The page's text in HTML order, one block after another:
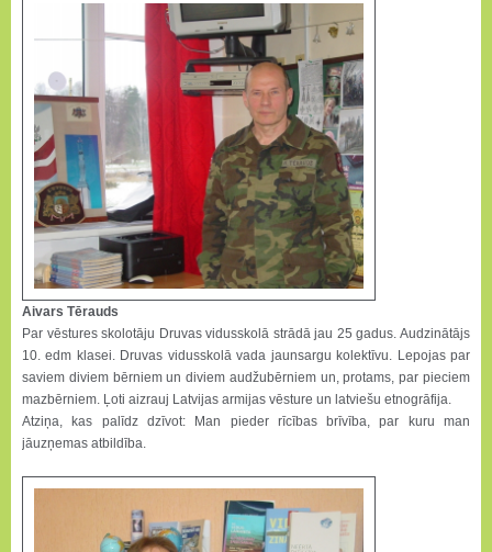
Aivars Tērauds
Par vēstures skolotāju Druvas vidusskolā strādā jau 25 gadus. Audzinātājs
10. edm klasei. Druvas vidusskolā vada jaunsargu kolektīvu. Lepojas par
saviem diviem bērniem un diviem audžubērniem un, protams, par pieciem
mazbērniem. Ļoti aizrauj Latvijas armijas vēsture un latviešu etnogrāfija.
Atziņa, kas palīdz dzīvot: Man pieder rīcības brīvība, par kuru man
jāuzņemas atbildība.